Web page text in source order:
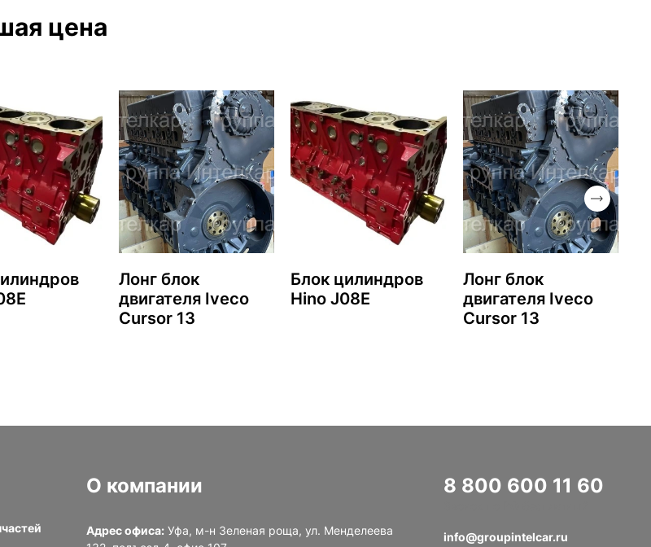
цена
Лонг блок
двигателя Iveco
Cursor 13
Блок цилиндров
Hino J08E
Лонг блок
двигателя Iveco
Cursor 13
О компании
Адрес офиса: Уфа, м-н Зеленая роща, ул. Менделеева
8 800 600 11 60
info@groupintelcar.ru